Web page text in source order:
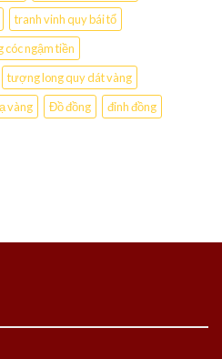
tranh vinh quy bái tổ
ngậm tiền
tượng long quy dát vàng
vàng Đồ đồng
đỉnh đồng